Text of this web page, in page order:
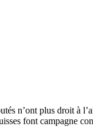
n’ont plus droit à
font campagne